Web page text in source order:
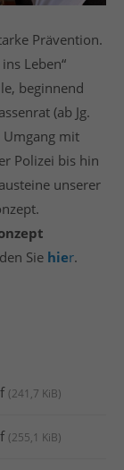
adipiscing
massa.
Donec
Prävention.
Leben“
beginnend
(ab Jg.
Umgang mit
Polizei bis hin
unserer
Sie hier.
(241,7 KiB)
(255,1 KiB)